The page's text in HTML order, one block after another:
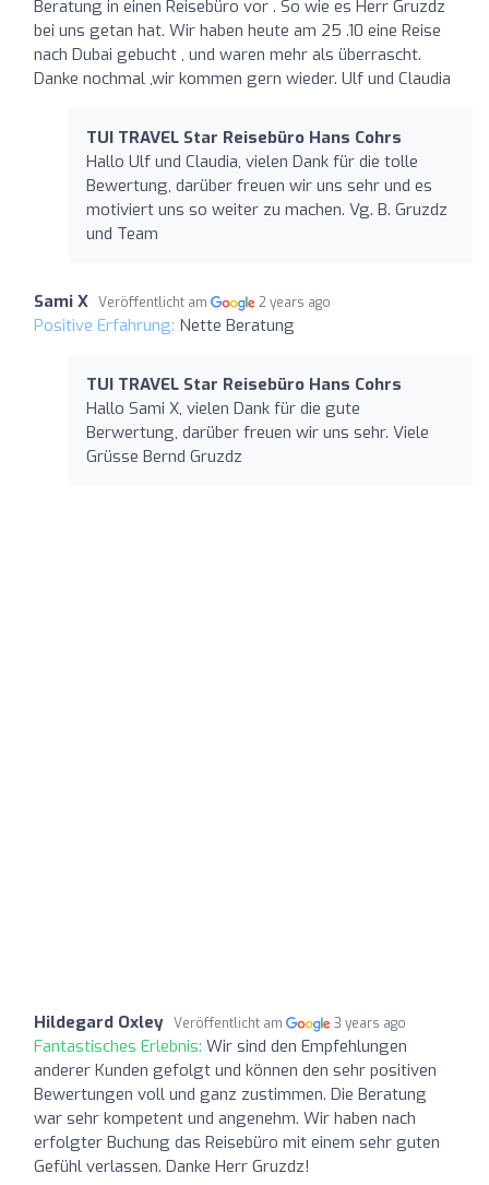
Beratung in einen Reisebüro vor . So wie es Herr Gruzdz
bei uns getan hat. Wir haben heute am 25 .10 eine Reise
nach Dubai gebucht , und waren mehr als überrascht.
Danke nochmal ,wir kommen gern wieder. Ulf und Claudia
TUI TRAVEL Star Reisebüro Hans Cohrs
Hallo Ulf und Claudia, vielen Dank für die tolle
Bewertung, darüber freuen wir uns sehr und es
motiviert uns so weiter zu machen. Vg. B. Gruzdz
und Team
Sami X Veröffentlicht am 2 years ago
Positive Erfahrung: Nette Beratung
TUI TRAVEL Star Reisebüro Hans Cohrs
Hallo Sami X, vielen Dank für die gute
Berwertung, darüber freuen wir uns sehr. Viele
Grüsse Bernd Gruzdz
Hildegard Oxley Veröffentlicht am 3 years ago
Fantastisches Erlebnis: Wir sind den Empfehlungen
anderer Kunden gefolgt und können den sehr positiven
Bewertungen voll und ganz zustimmen. Die Beratung
war sehr kompetent und angenehm. Wir haben nach
erfolgter Buchung das Reisebüro mit einem sehr guten
Gefühl verlassen. Danke Herr Gruzdz!